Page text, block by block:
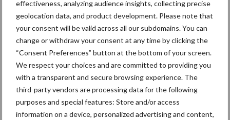
effectiveness, analyzing audience insights, collecting precise
geolocation data, and product development. Please note that
your consent will be valid across all our subdomains. You can
change or withdraw your consent at any time by clicking the
“Consent Preferences” button at the bottom of your screen.
We respect your choices and are committed to providing you
with a transparent and secure browsing experience. The
third-party vendors are processing data for the following
purposes and special features: Store and/or access
information on a device, personalized advertising and content,
Primaire
Sidebar
Recent nieuws Partner nieuws
Grondstoffenmarkt blijft grillig:
droogte en geopolitiek houden
handel in de greep
7 aug
De speenhuid: een vaak